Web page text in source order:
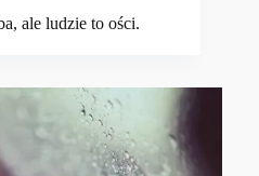
ale ludzie to ości.